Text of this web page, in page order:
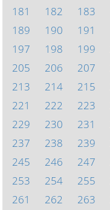
181
182 183
189
190 191
197
198 199
205
206 207
213
214 215
221
222 223
229
230 231
237
238 239
245
246 247
253
254 255
261
262 263